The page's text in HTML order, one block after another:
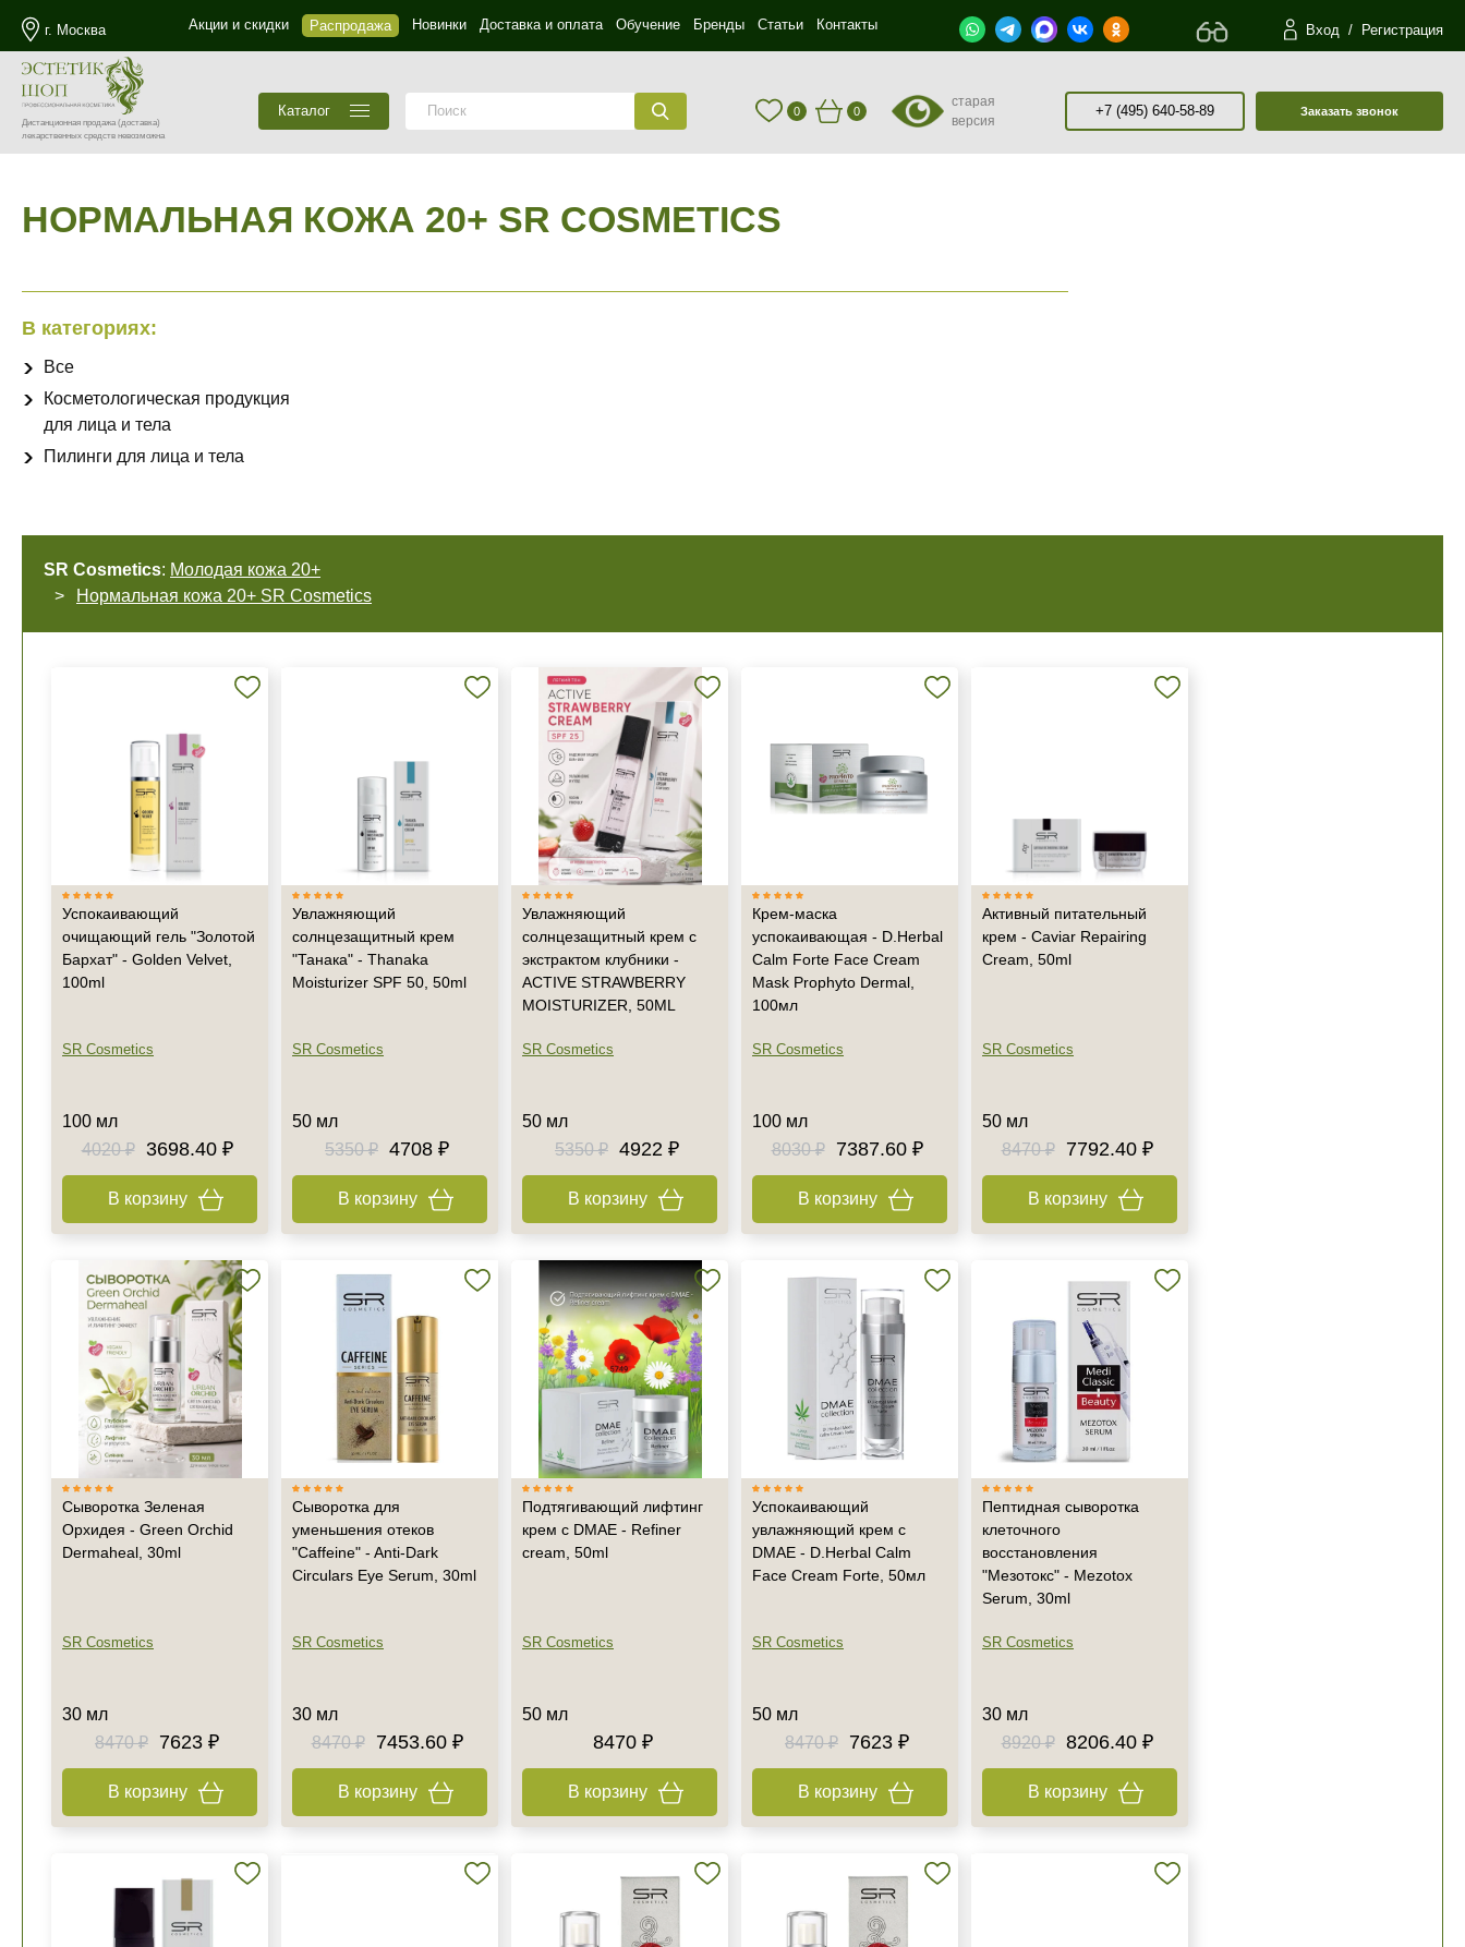
г. Москва Акции и скидки Распродажа Новинки Доставка и оплата Обучение Бренды Статьи Контакты Вход / Регистрация
Дистанционная продажа(доставка)
лекарственных средств невозможна
Каталог 0 0
старая
версия
+7 (495) 640-58-89 Заказать звонок
НОРМАЛЬНАЯ КОЖА 20+ SR COSMETICS
В категориях:
Все
Косметологическая продукция
для лица и тела
Пилинги для лица и тела
SR Cosmetics: Молодая кожа 20+
Нормальная кожа 20+ SR Cosmetics
Успокаивающий
очищающий гель "Золотой
Бархат" - Golden Velvet,
100ml
SR Cosmetics
100 мл
4020 ₽
3698.40 ₽
В корзину
Увлажняющий
солнцезащитный крем
"Танака" - Thanaka
Moisturizer SPF 50, 50ml
SR Cosmetics
50 мл
5350 ₽ 4708 ₽
В корзину
Увлажняющий
солнцезащитный крем с
экстрактом клубники -
ACTIVE STRAWBERRY
MOISTURIZER, 50ML
SR Cosmetics
50 мл
5350 ₽ 4922 ₽
В корзину
Крем-маска
успокаивающая - D.Herbal
Calm Forte Face Cream
Mask Prophyto Dermal,
100мл
SR Cosmetics
100 мл
8030 ₽
7387.60 ₽
В корзину
Активный питательный
крем - Caviar Repairing
Cream, 50ml
SR Cosmetics
50 мл
8470 ₽
7792.40 ₽
В корзину
Сыворотка Зеленая
Орхидея - Green Orchid
Dermaheal, 30ml
SR Cosmetics
30 мл
8470 ₽
7623 ₽
В корзину
Сыворотка для
уменьшения отеков
"Caffeine" - Anti-Dark
Circulars Eye Serum, 30ml
SR Cosmetics
30 мл
8470 ₽
7453.60 ₽
В корзину
Подтягивающий лифтинг
крем с DMAE - Refiner
cream, 50ml
SR Cosmetics
50 мл
8470 ₽
В корзину
Успокаивающий
увлажняющий крем с
DMAE - D.Herbal Calm
Face Cream Forte, 50мл
SR Cosmetics
50 мл
8470 ₽
7623 ₽
В корзину
Пептидная сыворотка
клеточного
восстановления
"Мезотокс" - Mezotox
Serum, 30ml
SR Cosmetics
30 мл
8920 ₽
8206.40 ₽
В корзину